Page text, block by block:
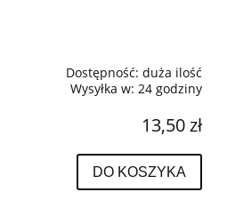
Dostępność: duża ilość
Wysyłka w: 24 godziny
13,50 zł
DO KOSZYKA